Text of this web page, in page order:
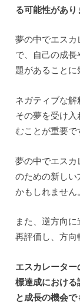
る可能性があり
夢の中でエスカ
で、自己の成
題があることに
ネガティブな解
その夢を受け
むことが重要で
夢の中でエス
のための新し
かもしれません
また、逆方向
再評価し、方向
エスカレータ
標達成におけ
と成長の機会で